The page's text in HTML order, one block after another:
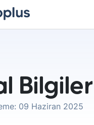
Bilgiler
09 Haziran 2025